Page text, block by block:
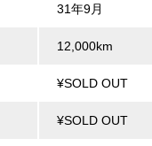
31年9月
12,000km
¥SOLD OUT
¥SOLD OUT